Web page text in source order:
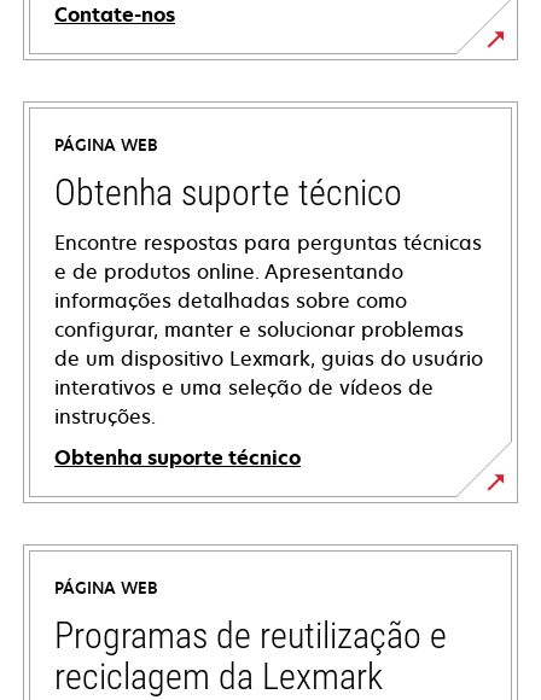
Contate-nos
PÁGINA WEB
Obtenha suporte técnico
Encontre respostas para perguntas técnicas
e de produtos online. Apresentando
informações detalhadas sobre como
configurar, manter e solucionar problemas
de um dispositivo Lexmark, guias do usuário
interativos e uma seleção de vídeos de
instruções.
Obtenha suporte técnico
opens
in
new
tab
PÁGINA WEB
Programas de reutilização e
reciclagem da Lexmark